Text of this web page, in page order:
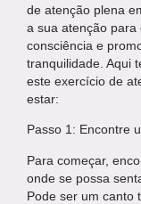
de atenção plena
a sua atenção para
consciência e
tranquilidade. Aqui
este exercício de
estar:
Passo 1: Encontre
Para começar,
onde se possa
Pode ser um canto